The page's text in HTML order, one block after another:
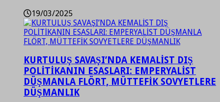
19/03/2025
KURTULUŞ SAVAŞI’NDA KEMALİST DIŞ
POLİTİKANIN ESASLARI: EMPERYALİST
DÜŞMANLA FLÖRT, MÜTTEFİK SOVYETLERE
DÜŞMANLIK